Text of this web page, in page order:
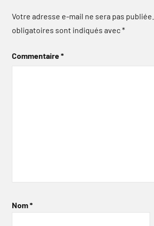
Votre adresse e-mail ne sera pas publiée.
obligatoires sont indiqués avec*
Commentaire*
Nom*